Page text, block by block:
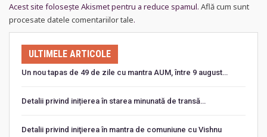
Acest site folosește Akismet pentru a reduce spamul. Află cum sunt
procesate datele comentariilor tale.
ULTIMELE ARTICOLE
Un nou tapas de 49 de zile cu mantra AUM, între 9 august…
Detalii privind inițierea în starea minunată de transă…
Detalii privind iniţierea în mantra de comuniune cu Vishnu